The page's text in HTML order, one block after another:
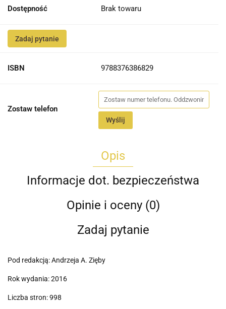
Dostępność Brak towaru
Zadaj pytanie
ISBN 9788376386829
Zostaw telefon
Wyślij
Opis
Informacje dot. bezpieczeństwa
Opinie i oceny (0)
Zadaj pytanie
Pod redakcją: Andrzeja A. Zięby
Rok wydania: 2016
Liczba stron: 998